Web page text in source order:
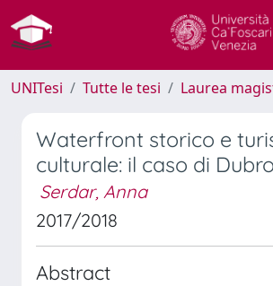
UNITesi Tutte le tesi Laurea
Waterfront storico e
culturale: il caso di
Serdar, Anna
2017/2018
Abstract